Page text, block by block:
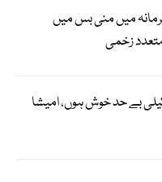
میں منی بس میں
بے حد خوش ہوں، امیشا